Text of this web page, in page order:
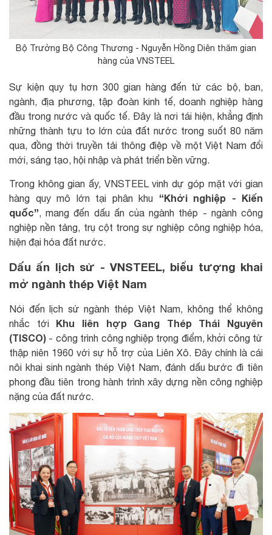
Bộ Trưởng Bộ Công Thương - Nguyễn Hồng Diên thăm gian
hàng của VNSTEEL
Sự kiện quy tụ hơn 300 gian hàng đến từ các bộ, ban,
ngành, địa phương, tập đoàn kinh tế, doanh nghiệp hàng
đầu trong nước và quốc tế. Đây là nơi tái hiện, khẳng định
những thành tựu to lớn của đất nước trong suốt 80 năm
qua, đồng thời truyền tải thông điệp về một Việt Nam đổi
mới, sáng tạo, hội nhập và phát triển bền vững.
Trong không gian ấy, VNSTEEL vinh dự góp mặt với gian
hàng quy mô lớn tại phân khu “Khởi nghiệp - Kiến
quốc”, mang đến dấu ấn của ngành thép - ngành công
nghiệp nền tảng, trụ cột trong sự nghiệp công nghiệp hóa,
hiện đại hóa đất nước.
Dấu ấn lịch sử - VNSTEEL, biểu tượng khai
mở ngành thép Việt Nam
Nói đến lịch sử ngành thép Việt Nam, không thể không
nhắc tới Khu liên hợp Gang Thép Thái Nguyên
(TISCO) - công trình công nghiệp trọng điểm, khởi công từ
thập niên 1960 với sự hỗ trợ của Liên Xô. Đây chính là cái
nôi khai sinh ngành thép Việt Nam, đánh dấu bước đi tiên
phong đầu tiên trong hành trình xây dựng nền công nghiệp
nặng của đất nước.